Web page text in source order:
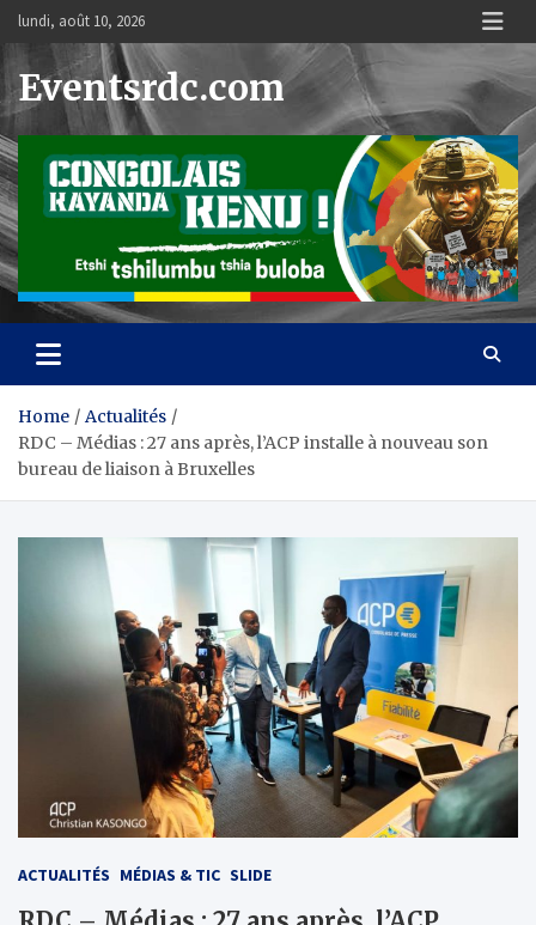
Skip
content
lundi, août 10, 2026
Eventsrdc.com
Home
Actualités
RDC – Médias : 27 ans après, l’ACP installe à nouveau son
bureau de liaison à Bruxelles
ACTUALITÉS MÉDIAS & TIC SLIDE